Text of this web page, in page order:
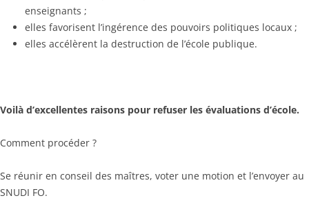
enseignants ;
elles favorisent l’ingérence des pouvoirs politiques locaux ;
elles accélèrent la destruction de l’école publique.
Voilà d’excellentes raisons pour refuser les évaluations d’école.
Comment procéder ?
Se réunir en conseil des maîtres, voter une motion et l’envoyer au
SNUDI FO.